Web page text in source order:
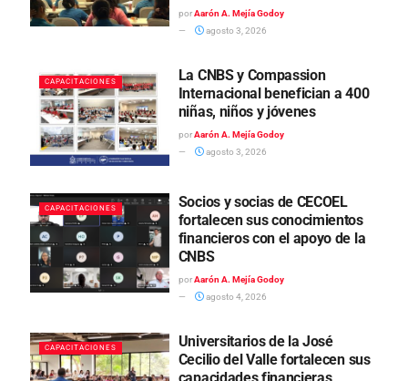
por Aarón A. Mejía Godoy
agosto 3, 2026
CAPACITACIONES
La CNBS y Compassion
Internacional benefician a 400
niñas, niños y jóvenes
por Aarón A. Mejía Godoy
agosto 3, 2026
CAPACITACIONES
Socios y socias de CECOEL
fortalecen sus conocimientos
financieros con el apoyo de la
CNBS
por Aarón A. Mejía Godoy
agosto 4, 2026
CAPACITACIONES
Universitarios de la José
Cecilio del Valle fortalecen sus